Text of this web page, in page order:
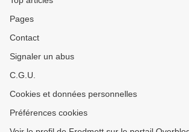
Pages
Contact
Signaler un abus
C.G.U.
Cookies et données personnelles
Préférences cookies